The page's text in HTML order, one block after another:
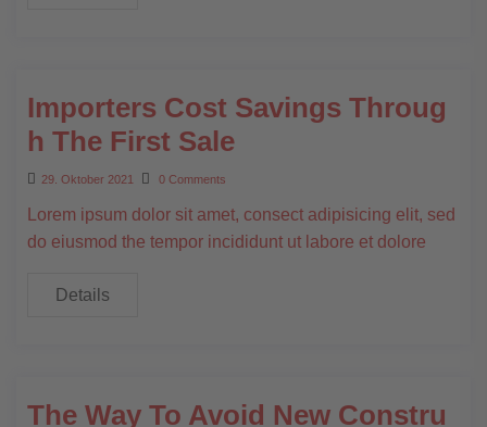
Importers Cost Savings Throug
h The First Sale
29. Oktober 2021 0 Comments
Lorem ipsum dolor sit amet, consect adipisicing elit, sed
do eiusmod the tempor incididunt ut labore et dolore
Details
The Way To Avoid New Constru